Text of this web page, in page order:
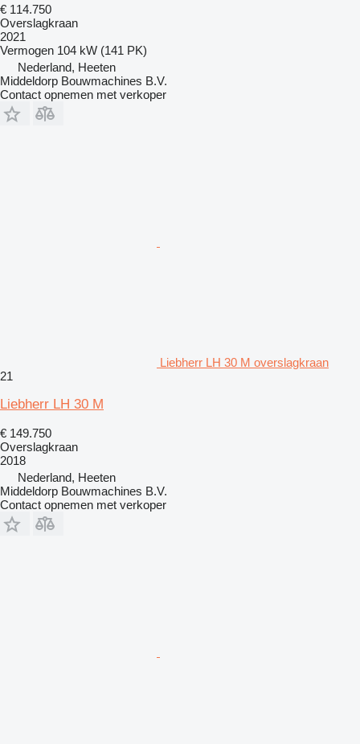
€ 114.750
Overslagkraan
2021
Vermogen 104 kW (141 PK)
Nederland, Heeten
Middeldorp Bouwmachines B.V.
Contact opnemen met verkoper
Liebherr LH 30 M overslagkraan
21
Liebherr LH 30 M
€ 149.750
Overslagkraan
2018
Nederland, Heeten
Middeldorp Bouwmachines B.V.
Contact opnemen met verkoper